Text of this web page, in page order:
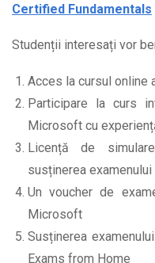
Certified Fundamentals
Studenții interesați vor
Acces la cursul online
Participare la curs
Microsoft cu
Licență de
susținerea
Un voucher de
Microsoft
Susținerea
Exams from Home